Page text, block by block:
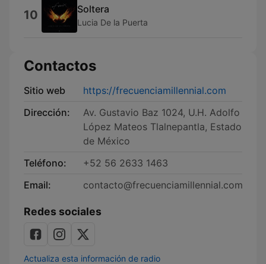
10 Soltera
Lucia De la Puerta
Contactos
Sitio web
https://frecuenciamillennial.com
Dirección:
Av. Gustavio Baz 1024, U.H. Adolfo
López Mateos Tlalnepantla, Estado
de México
Teléfono:
+52 56 2633 1463
Email:
contacto@frecuenciamillennial.com
Redes sociales
Actualiza esta información de radio